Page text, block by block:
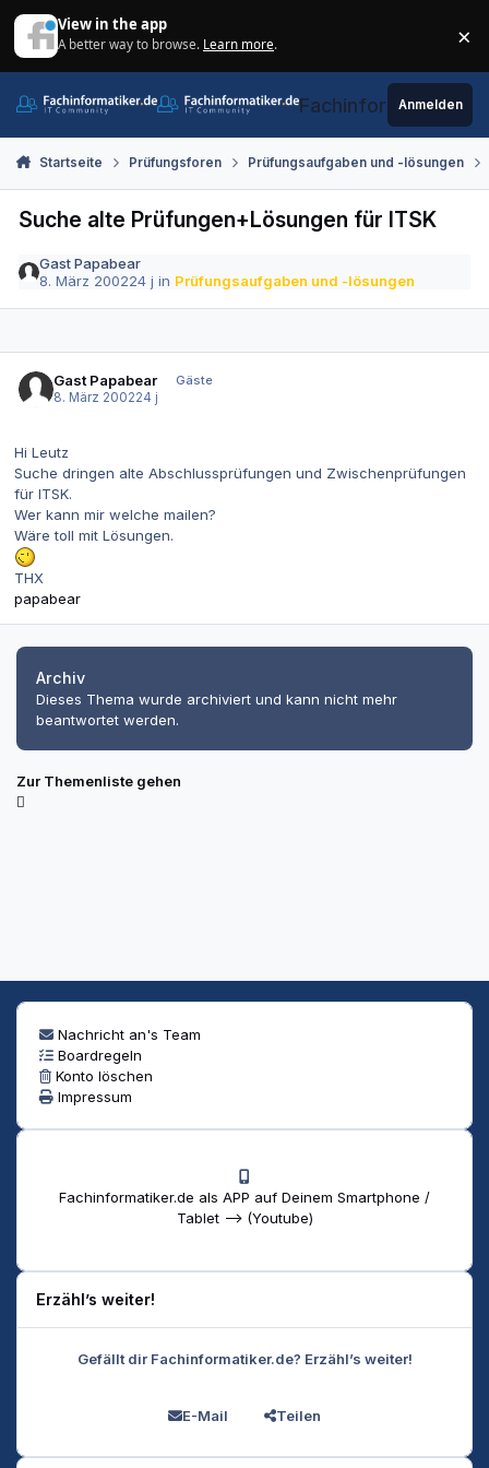
View in the app
A better way to browse. Learn more. ×
Fachinformatiker.de
Anmelden
Startseite Prüfungsforen Prüfungsaufgaben und -lösungen
Suche alte Prüfungen+Lösungen für ITSK
Gast Papabear
8. März 200224 j in Prüfungsaufgaben und -lösungen
Gast Papabear
Gäste
8. März 200224 j
Hi Leutz
Suche dringen alte Abschlussprüfungen und Zwischenprüfungen
für ITSK.
Wer kann mir welche mailen?
Wäre toll mit Lösungen.
THX
papabear
Archiv
Dieses Thema wurde archiviert und kann nicht mehr
beantwortet werden.
Zur Themenliste gehen
Nachricht an's Team
Boardregeln
Konto löschen
Impressum
Fachinformatiker.de als APP auf Deinem Smartphone /
Tablet --> (Youtube)
Erzähl’s weiter!
Gefällt dir Fachinformatiker.de? Erzähl’s weiter!
E-Mail Teilen